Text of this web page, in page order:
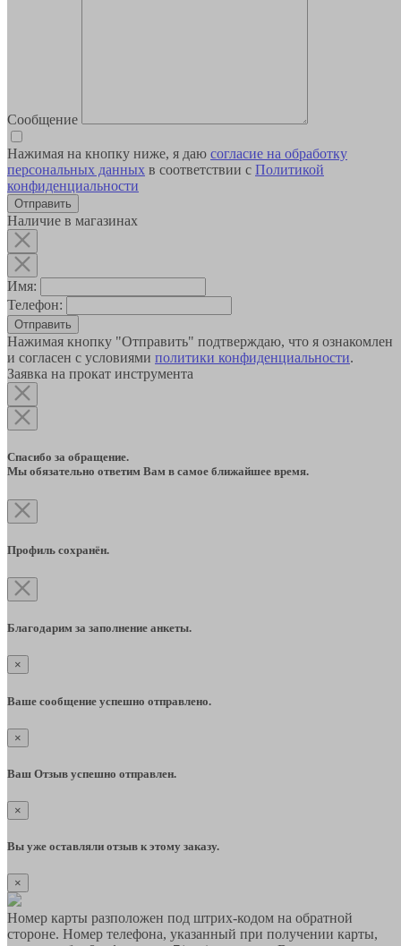
Сообщение
Нажимая на кнопку ниже, я даю согласие на обработку
персональных данных в соответствии с Политикой
конфиденциальности
Наличие в магазинах
Имя:
Телефон:
Отправить
Нажимая кнопку "Отправить" подтверждаю, что я ознакомлен
и согласен с условиями политики конфиденциальности.
Заявка на прокат инструмента
Спасибо за обращение.
Мы обязательно ответим Вам в самое ближайшее время.
Профиль сохранён.
Благодарим за заполнение анкеты.
×
Ваше сообщение успешно отправлено.
×
Ваш Отзыв успешно отправлен.
×
Вы уже оставляли отзыв к этому заказу.
×
Номер карты разположен под штрих-кодом на обратной
стороне. Номер телефона, указанный при получении карты,